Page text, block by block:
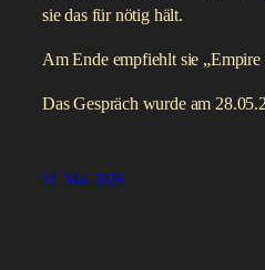
sie das für nötig hält.
Am Ende empfiehlt sie
Das Gespräch wurde am
31. Mai 2026